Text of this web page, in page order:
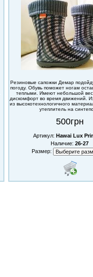
Резиновые сапожки Демар
погоду. Обувь поможет ногам
теплыми. Имеют небольшой
дискомфорт во время движений.
из высокотехнологичного
утеплитель на
500грн
Артикул: Hawai Lux
Наличие: 26-27
Размер: